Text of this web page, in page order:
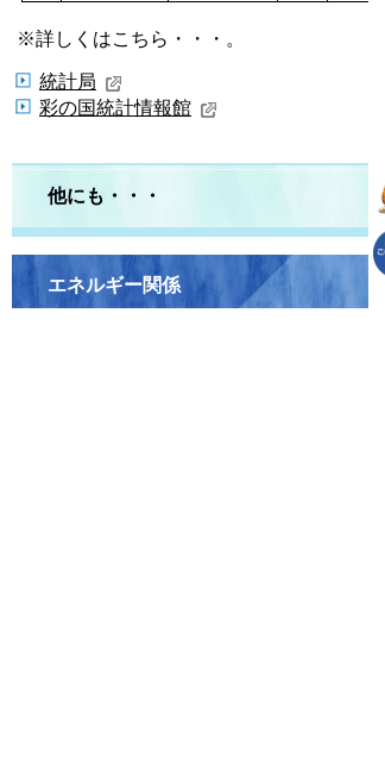
※詳しくはこちら・・・。
統計局
彩の国統計情報館
他にも・・・
エネルギー関係